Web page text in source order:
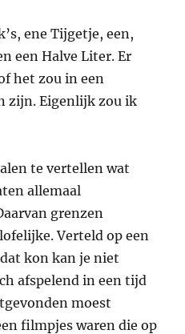
ene Tijgetje, een,
een Halve Liter. Er
het zou in een
zijn. Eigenlijk zou ik
te vertellen wat
allemaal
grenzen
Verteld op een
kon kan je niet
afspelend in een tijd
moest
filmpjes waren die op